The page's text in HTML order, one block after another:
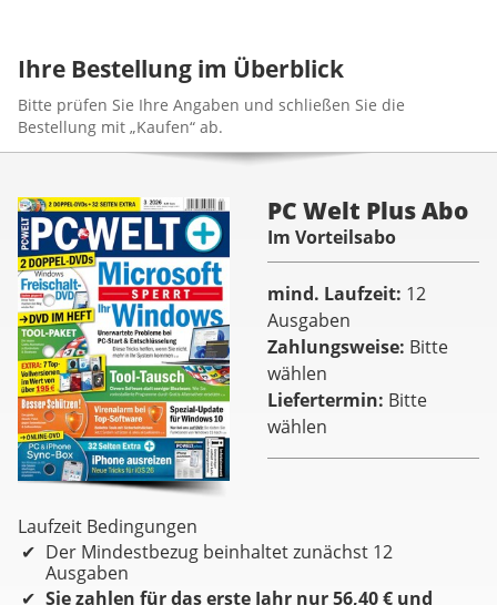
Ihre Bestellung im Überblick
Bitte prüfen Sie Ihre Angaben und schließen Sie die
Bestellung mit „Kaufen“ ab.
PC Welt Plus Abo
Im Vorteilsabo
mind. Laufzeit 12
Ausgaben
Zahlungsweise Bitte
wählen
Liefertermin Bitte
wählen
Laufzeit Bedingungen
Der Mindestbezug beinhaltet zunächst 12
Ausgaben
Sie zahlen für das erste Jahr nur 56,40 € und